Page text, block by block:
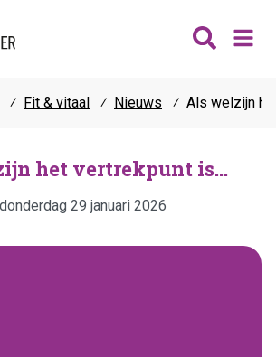
Katwijk
Ontmoeten
⁄ Fit & vitaal ⁄ Nieuws ⁄ Als welzijn
het vertrekpunt is...
donderdag 29 januari 2026